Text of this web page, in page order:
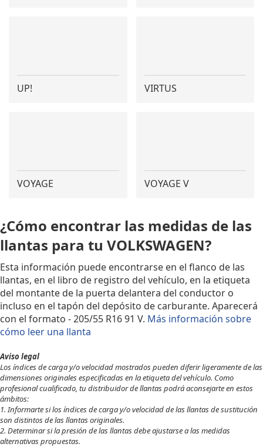
UP! VIRTUS
VOYAGE VOYAGE V
¿Cómo encontrar las medidas de las
llantas para tu VOLKSWAGEN?
Esta información puede encontrarse en el flanco de las
llantas, en el libro de registro del vehículo, en la etiqueta
del montante de la puerta delantera del conductor o
incluso en el tapón del depósito de carburante. Aparecerá
con el formato - 205/55 R16 91 V. Más información sobre
cómo leer una llanta
Aviso legal
Los índices de carga y/o velocidad mostrados pueden diferir ligeramente de las
dimensiones originales especificadas en la etiqueta del vehículo. Como
profesional cualificado, tu distribuidor de llantas podrá aconsejarte en estos
ámbitos:
1. Informarte si los índices de carga y/o velocidad de las llantas de sustitución
son distintos de las llantas originales.
2. Determinar si la presión de las llantas debe ajustarse a las medidas
alternativas propuestas.